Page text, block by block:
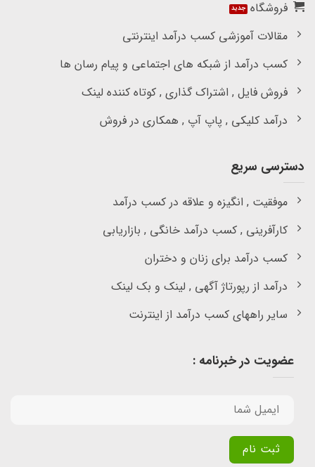
فروشگاه
مقالات آموزشی کسب درآمد اینترنتی
کسب درآمد از شبکه های اجتماعی و پیام رسان ها
فروش فایل , اشتراک گذاری , کوتاه کننده لینک
درآمد کلیکی , پاپ آپ , همکاری در فروش
دسترسی سریع
موفقیت , انگیزه و علاقه در کسب درآمد
کارآفرینی , کسب درآمد خانگی , بازاریابی
کسب درآمد برای زنان و دختران
درآمد از رپورتاژ آگهی , لینک و بک لینک
سایر راههای کسب درآمد از اینترنت
عضویت در خبرنامه :